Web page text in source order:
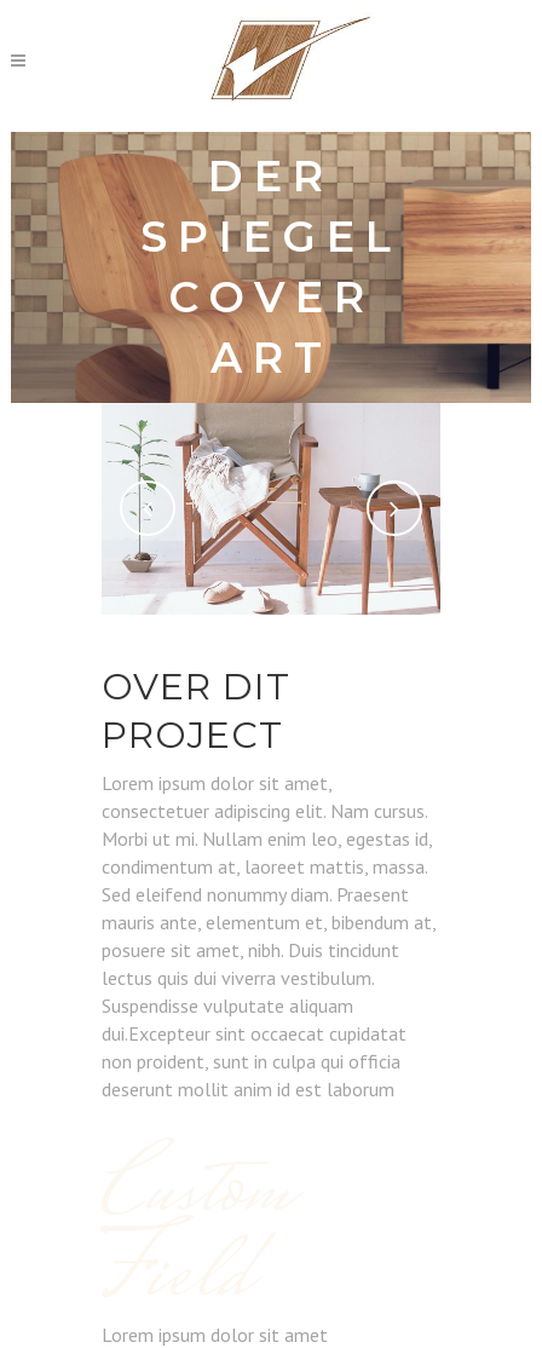
DER
SPIEGEL
COVER
ART
OVER DIT
PROJECT
Lorem ipsum dolor sit amet,
consectetuer adipiscing elit. Nam cursus.
Morbi ut mi. Nullam enim leo, egestas id,
condimentum at, laoreet mattis, massa.
Sed eleifend nonummy diam. Praesent
mauris ante, elementum et, bibendum at,
posuere sit amet, nibh. Duis tincidunt
lectus quis dui viverra vestibulum.
Suspendisse vulputate aliquam
dui.Excepteur sint occaecat cupidatat
non proident, sunt in culpa qui officia
deserunt mollit anim id est laborum
Lorem ipsum dolor sit amet